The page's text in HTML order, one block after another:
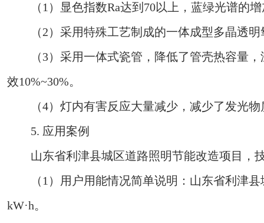
（1）显色指数Ra达到70以上，蓝绿光谱的增
（2）采用特殊工艺制成的一体成型多晶透明
（3）采用一体式瓷管，降低了管壳热容量，
效10%~30%。
（4）灯内有害反应大量减少，减少了发光物
5. 应用案例
山东省利津县城区道路照明节能改造项目，
（1）用户用能情况简单说明：山东省利津县
kW·h。